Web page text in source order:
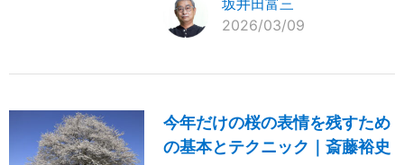
2026/03/09
今年だけの桜の表情を残すため
の基本とテクニック｜斎藤裕史